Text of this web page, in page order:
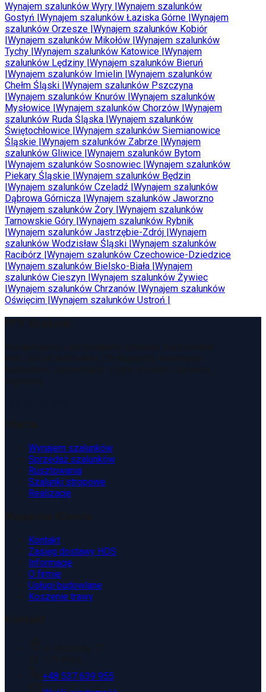
Wynajem szalunków Wyry Wynajem szalunków
Gostyń Wynajem szalunków Łaziska Górne Wynajem
szalunków Orzesze Wynajem szalunków Kobiór
Wynajem szalunków Mikołów Wynajem szalunków
Tychy Wynajem szalunków Katowice Wynajem
szalunków Lędziny Wynajem szalunków Bieruń
Wynajem szalunków Imielin Wynajem szalunków
Chełm Śląski Wynajem szalunków Pszczyna
Wynajem szalunków Knurów Wynajem szalunków
Mysłowice Wynajem szalunków Chorzów Wynajem
szalunków Ruda Śląska Wynajem szalunków
Świętochłowice Wynajem szalunków Siemianowice
Śląskie Wynajem szalunków Zabrze Wynajem
szalunków Gliwice Wynajem szalunków Bytom
Wynajem szalunków Sosnowiec Wynajem szalunków
Piekary Śląskie Wynajem szalunków Będzin
Wynajem szalunków Czeladź Wynajem szalunków
Dąbrowa Górnicza Wynajem szalunków Jaworzno
Wynajem szalunków Żory Wynajem szalunków
Tarnowskie Góry Wynajem szalunków Rybnik
Wynajem szalunków Jastrzębie-Zdrój Wynajem
szalunków Wodzisław Śląski Wynajem szalunków
Racibórz Wynajem szalunków Czechowice-Dziedzice
Wynajem szalunków Bielsko-Biała Wynajem
szalunków Cieszyn Wynajem szalunków Żywiec
Wynajem szalunków Chrzanów Wynajem szalunków
Oświęcim Wynajem szalunków Ustroń
Wynajem szalunków
Sprzedaż szalunków
Rusztowania
Szalunki stropowe
Realizacje
Kontakt
Zasięg dostawy HDS
Informacje
O firmie
Usługi budowlane
Koszenie trawy
+48 537 639 955